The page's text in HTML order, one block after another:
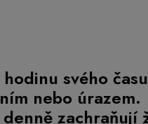
svého
nebo úrazem.
zachraňují